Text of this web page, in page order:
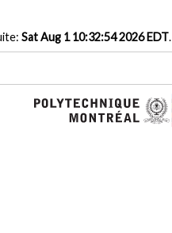
Sat Aug 1 10:32:54 2026 EDT.